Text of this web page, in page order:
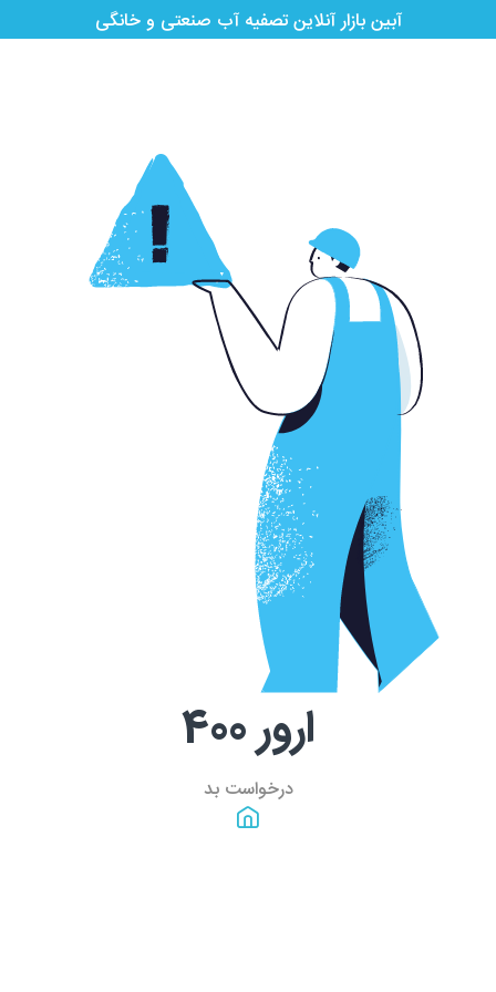
آبین بازار آنلاین تصفیه آب صنعتی و خانگی
ارور400
درخواست بد